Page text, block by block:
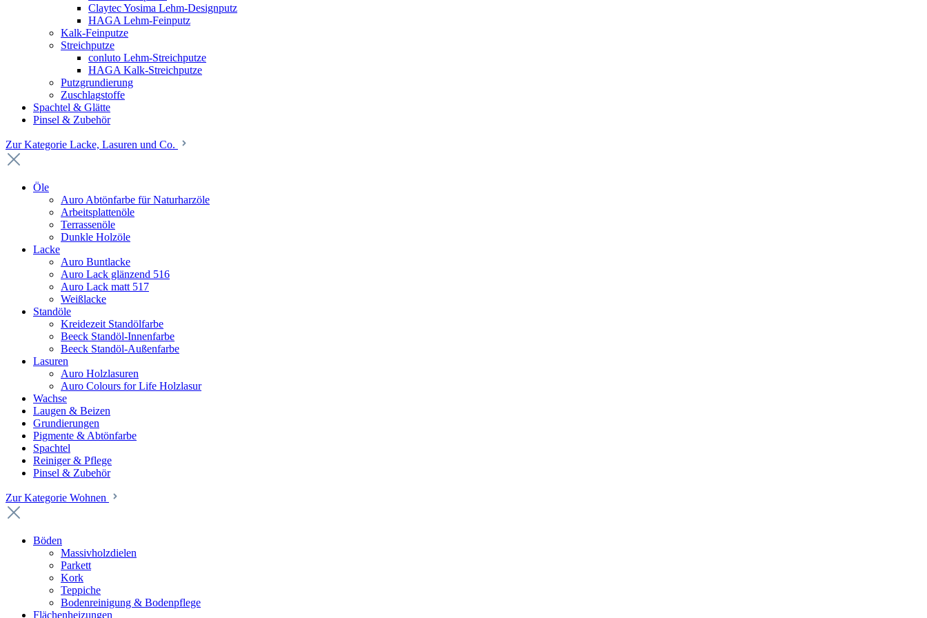
Claytec Yosima Lehm-Designputz
HAGA Lehm-Feinputz
Kalk-Feinputze
Streichputze
conluto Lehm-Streichputze
HAGA Kalk-Streichputze
Putzgrundierung
Zuschlagstoffe
Spachtel & Glätte
Pinsel & Zubehör
Zur Kategorie Lacke, Lasuren und Co.
Öle
Auro Abtönfarbe für Naturharzöle
Arbeitsplattenöle
Terrassenöle
Dunkle Holzöle
Lacke
Auro Buntlacke
Auro Lack glänzend 516
Auro Lack matt 517
Weißlacke
Standöle
Kreidezeit Standölfarbe
Beeck Standöl-Innenfarbe
Beeck Standöl-Außenfarbe
Lasuren
Auro Holzlasuren
Auro Colours for Life Holzlasur
Wachse
Laugen & Beizen
Grundierungen
Pigmente & Abtönfarbe
Spachtel
Reiniger & Pflege
Pinsel & Zubehör
Zur Kategorie Wohnen
Böden
Massivholzdielen
Parkett
Kork
Teppiche
Bodenreinigung & Bodenpflege
Flächenheizungen